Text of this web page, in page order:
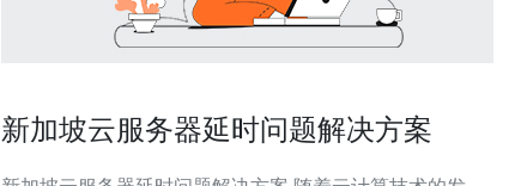
新加坡云服务器延时问题解决方案